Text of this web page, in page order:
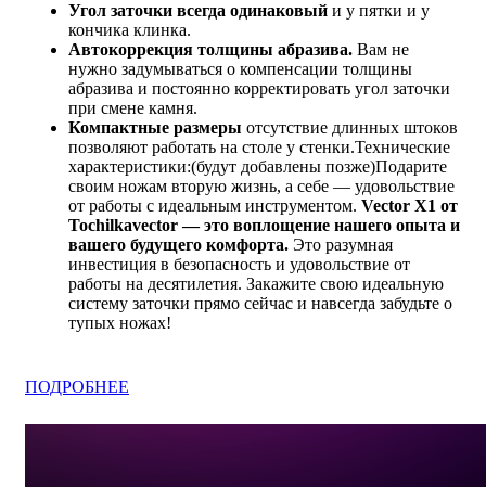
Угол заточки всегда одинаковый и у пятки и у
кончика клинка.
Автокоррекция толщины абразива. Вам не
нужно задумываться о компенсации толщины
абразива и постоянно корректировать угол заточки
при смене камня.
Компактные размеры отсутствие длинных штоков
позволяют работать на столе у стенки.Технические
характеристики:(будут добавлены позже)Подарите
своим ножам вторую жизнь, а себе — удовольствие
от работы с идеальным инструментом. Vector X1 от
Tochilkavector — это воплощение нашего опыта и
вашего будущего комфорта. Это разумная
инвестиция в безопасность и удовольствие от
работы на десятилетия. Закажите свою идеальную
систему заточки прямо сейчас и навсегда забудьте о
тупых ножах!
ПОДРОБНЕЕ